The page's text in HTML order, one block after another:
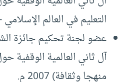
التعليم في العالم الإسلامي – 2002
عضو لجنة تحكيم جائزة
آل ثاني العالمية الوقفية
منهجا وثقافة) 2007 م.